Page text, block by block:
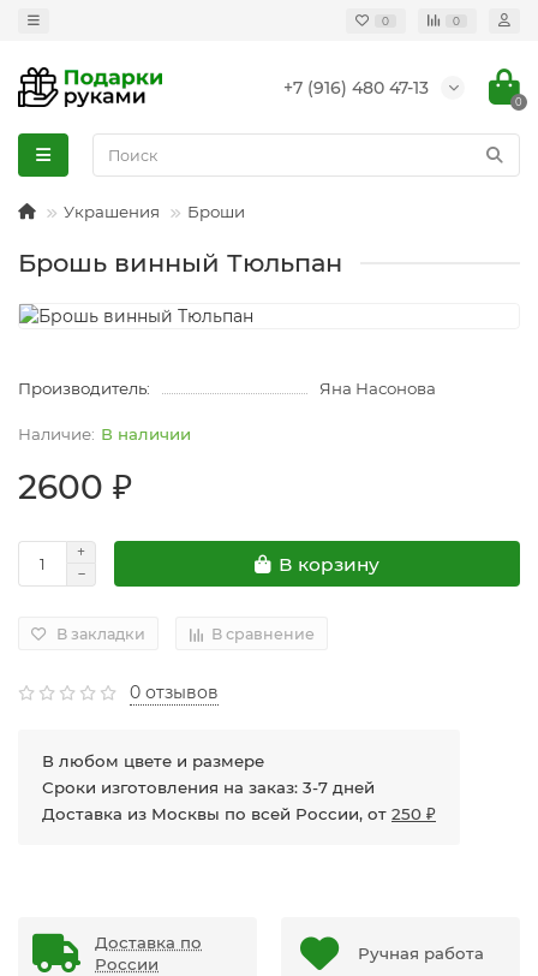
0 0
+7 (916) 480 47-13
0
Украшения Броши
Брошь винный Тюльпан
Производитель: Яна Насонова
В наличии
2600 ₽
В корзину
В закладки В сравнение
0 отзывов
В любом цвете и размере
Сроки изготовления на заказ: 3-7 дней
Доставка из Москвы по всей России, от 250 ₽
Доставка по
России
Ручная работа